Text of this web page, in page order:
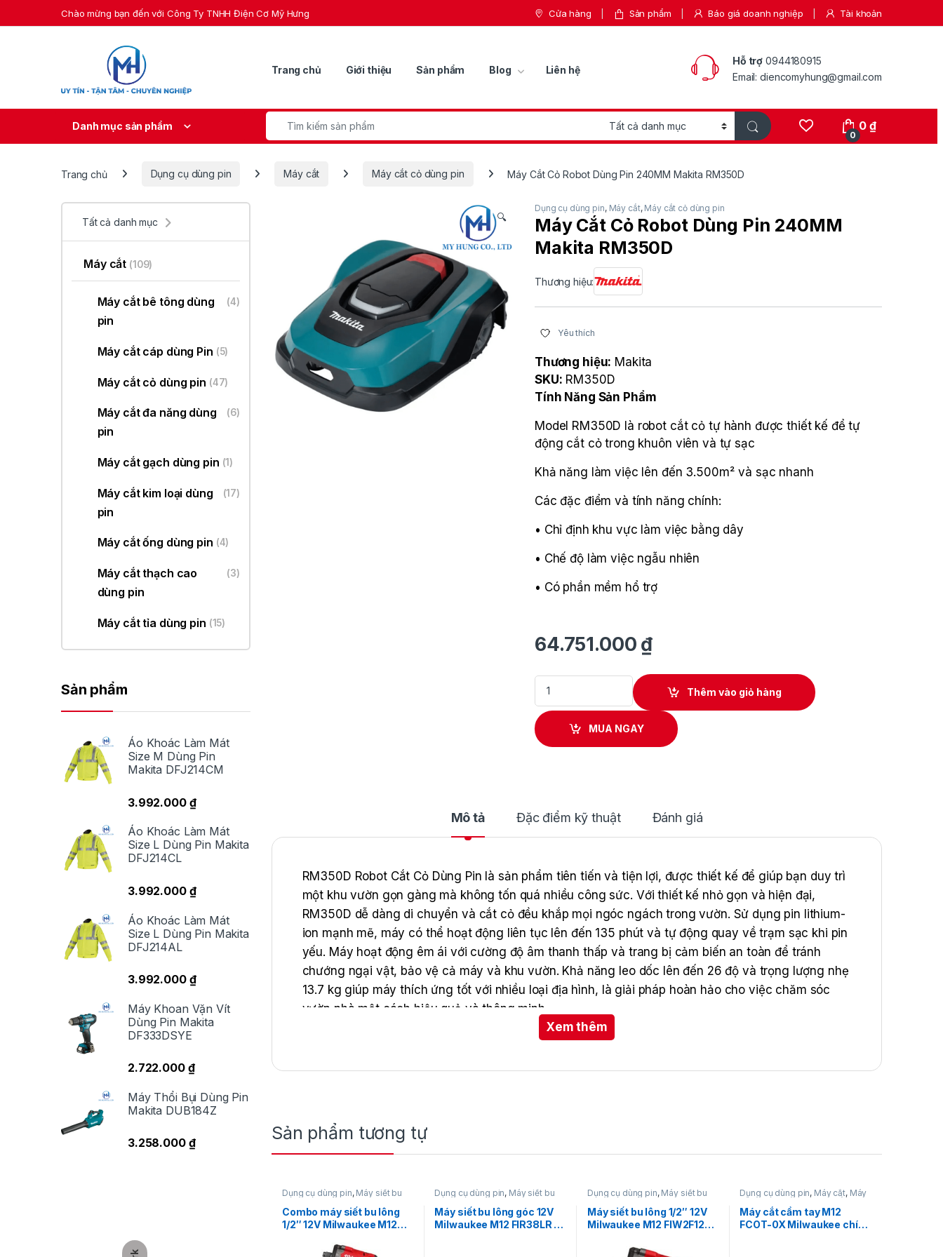
Skip to navigationChào mừng bạn đến với Công Ty TNHH Điện Cơ Mỹ Hưng Cửa hàng Sản phẩm Báo giá doanh nghiệp Tài khoản
Trang chủ Giới thiệu Sản phẩm Blog Liên hệ
Hỗ trợ 0944180915
Email: diencomyhung@gmail.com
Danh mục sản phẩm
Search for:
0
0₫
Trang chủ Dụng cụ dùng pin Máy cắt Máy cắt cỏ dùng pin Máy Cắt Cỏ Robot Dùng Pin 240MM Makita RM350D
🔍
Dụng cụ dùng pin, Máy cắt, Máy cắt cỏ dùng pin
Máy Cắt Cỏ Robot Dùng Pin 240MM
Makita RM350D
Thương hiệu:
Yêu thích
Thương hiệu: Makita
SKU: RM350D
Tính Năng Sản Phẩm
Model RM350D là robot cắt cỏ tự hành được thiết kế để tự
động cắt cỏ trong khuôn viên và tự sạc
Khả năng làm việc lên đến 3.500m² và sạc nhanh
Các đặc điểm và tính năng chính:
• Chỉ định khu vực làm việc bằng dây
• Chế độ làm việc ngẫu nhiên
• Có phần mềm hổ trợ
64.751.000 ₫
Máy Cắt Cỏ Robot Dùng Pin 240MM Makita RM350D quantity
Thêm vào giỏ hàng
MUA NGAY
Mô tả Đặc điểm kỹ thuật Đánh giá
RM350D Robot Cắt Cỏ Dùng Pin là sản phẩm tiên tiến và tiện lợi, được thiết kế để giúp bạn duy trì
một khu vườn gọn gàng mà không tốn quá nhiều công sức. Với thiết kế nhỏ gọn và hiện đại,
RM350D dễ dàng di chuyển và cắt cỏ đều khắp mọi ngóc ngách trong vườn. Sử dụng pin lithium-
ion mạnh mẽ, máy có thể hoạt động liên tục lên đến 135 phút và tự động quay về trạm sạc khi pin
yếu. Máy hoạt động êm ái với cường độ âm thanh thấp và trang bị cảm biến an toàn để tránh
chướng ngại vật, bảo vệ cả máy và khu vườn. Khả năng leo dốc lên đến 26 độ và trọng lượng nhẹ
13.7 kg giúp máy thích ứng tốt với nhiều loại địa hình, là giải pháp hoàn hảo cho việc chăm sóc
vườn nhà một cách hiệu quả và thông minh.
RM350D có khả năng cắt cỏ tự động, điều chỉnh độ cao lưỡi cắt, quay về trạm sạc khi pin yếu, và
Xem thêm
Sản phẩm tương tự
Dụng cụ dùng pin, Máy siết bu
lông, Máy siết bu lông dùng pin
12V,Milwaukee
Combo máy siết bu lông
1/2″ 12V Milwaukee M12
Sạc C12C
Dụng cụ dùng pin, Máy siết bu
lông,
Máy siết bu lông dùng pin
12V,Milwaukee
Máy siết bu lông góc 12V
Milwaukee M12 FIR38LR –
Dụng cụ dùng pin, Máy siết bu
lông, Máy siết bu lông dùng pin
12V,Milwaukee
Máy siết bu lông 1/2″ 12V
Milwaukee M12 FIW2F12-
Dụng cụ dùng pin, Máy cắt, Máy
cắt gạch dùng pin
Máy cắt kim
loại dùng pin,Máy cắt ống dùng
pin,Máy cắt sắt thép dùng pin
Milwaukee
Máy cắt cầm tay M12
FCOT-0X Milwaukee chính
Tất cả danh mục
Máy cắt (109)
Máy cắt bê tông dùng
pin
(4)
Máy cắt cáp dùng Pin (5)
Máy cắt cỏ dùng pin (47)
Máy cắt đa năng dùng
pin
(6)
Máy cắt gạch dùng pin (1)
Máy cắt kim loại dùng
pin
(17)
Máy cắt ống dùng pin (4)
Máy cắt thạch cao
dùng pin
(3)
Máy cắt tỉa dùng pin (15)
Sản phẩm
Áo Khoác Làm Mát
Size M Dùng Pin
Makita DFJ214CM
3.992.000 ₫
Áo Khoác Làm Mát
Size L Dùng Pin Makita
DFJ214CL
3.992.000 ₫
Áo Khoác Làm Mát
Size L Dùng Pin Makita
DFJ214AL
3.992.000 ₫
Máy Khoan Vặn Vít
Dùng Pin Makita
DF333DSYE
2.722.000 ₫
Máy Thổi Bụi Dùng Pin
Makita DUB184Z
3.258.000 ₫